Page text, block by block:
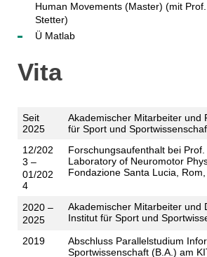
Human Movements (Master) (mit
Stetter)
Ü Matlab
Vita
Seit
2025
Akademischer Mitarbeiter und
für Sport und
12/202
3 –
01/202
4
Forschungsaufenthalt bei Prof.
Laboratory of Neuromotor
Fondazione Santa Lucia,
2020 –
2025
Akademischer Mitarbeiter und
Institut für Sport und
2019
Abschluss Parallelstudium
Sportwissenschaft (B.A.) am